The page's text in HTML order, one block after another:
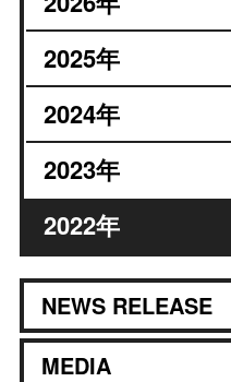
2025年
2024年
2023年
2022年
NEWS RELEASE
MEDIA